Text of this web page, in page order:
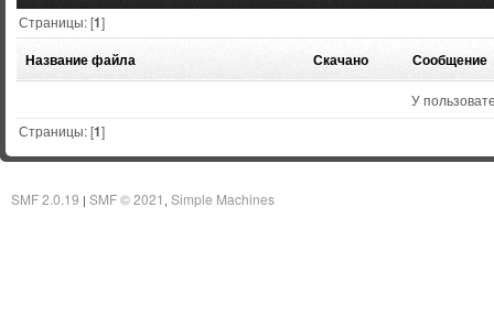
Страницы: [1]
Название файла Скачано Сообщение
У
Страницы: [1]
SMF 2.0.19 | SMF © 2021 Simple Machines